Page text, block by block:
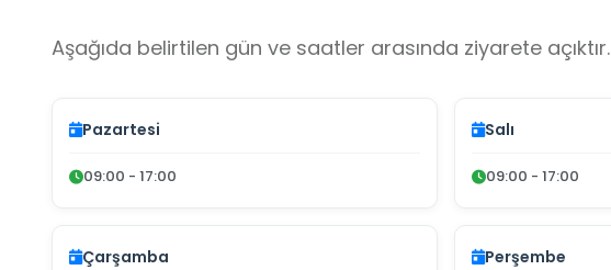
Aşağıda belirtilen gün ve saatler arasında ziyarete açıktır.
Pazartesi
09:00 - 17:00
Salı
09:00 - 17:00
Çarşamba Perşembe